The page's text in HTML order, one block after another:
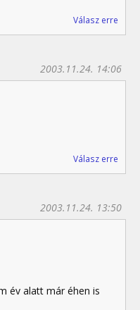
Válasz erre
2003.11.24. 14:06
Válasz erre
2003.11.24. 13:50
év alatt már éhen is